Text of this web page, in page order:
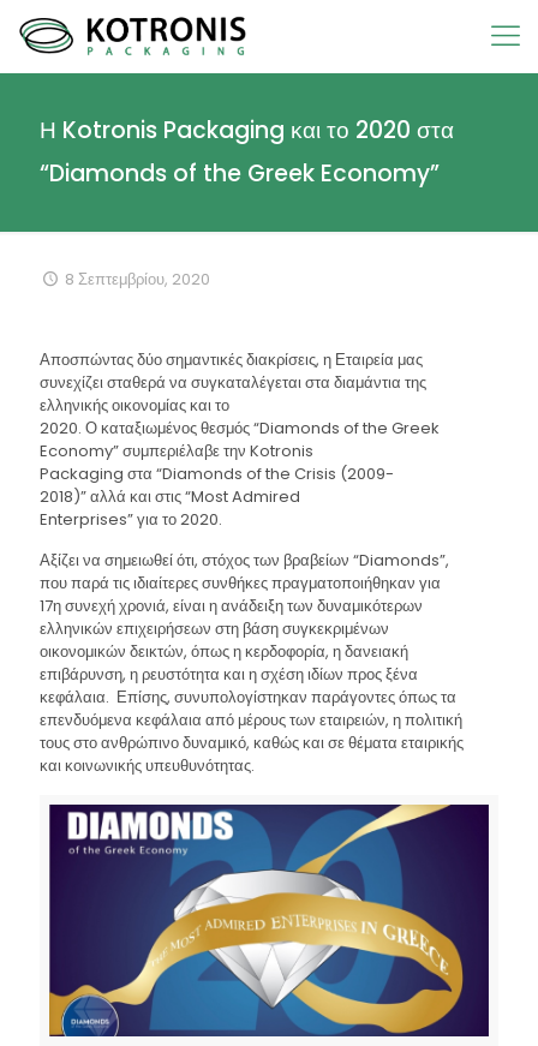
Η Kotronis Packaging και το 2020 στα
“Diamonds of the Greek Economy”
8 Σεπτεμβρίου, 2020
Αποσπώντας δύο σημαντικές διακρίσεις, η Εταιρεία μας
συνεχίζει σταθερά να συγκαταλέγεται στα διαμάντια της
ελληνικής οικονομίας και το
2020. Ο καταξιωμένος θεσμός “Diamonds of the Greek
Economy” συμπεριέλαβε την Kotronis
Packaging στα “Diamonds of the Crisis (2009-
2018)” αλλά και στις “Most Admired
Enterprises” για το 2020.
Αξίζει να σημειωθεί ότι, στόχος των βραβείων “Diamonds”,
που παρά τις ιδιαίτερες συνθήκες πραγματοποιήθηκαν για
17η συνεχή χρονιά, είναι η ανάδειξη των δυναμικότερων
ελληνικών επιχειρήσεων στη βάση συγκεκριμένων
οικονομικών δεικτών, όπως η κερδοφορία, η δανειακή
επιβάρυνση, η ρευστότητα και η σχέση ιδίων προς ξένα
κεφάλαια. Επίσης, συνυπολογίστηκαν παράγοντες όπως τα
επενδυόμενα κεφάλαια από μέρους των εταιρειών, η πολιτική
τους στο ανθρώπινο δυναμικό, καθώς και σε θέματα εταιρικής
και κοινωνικής υπευθυνότητας.